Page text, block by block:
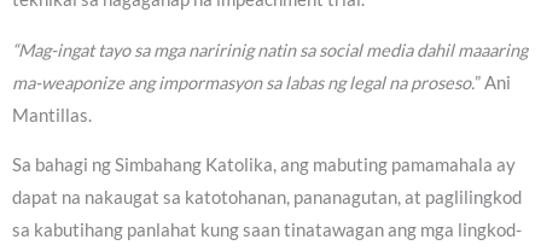
“Mag-ingat tayo sa mga naririnig natin sa social media dahil maaaring
ma-weaponize ang impormasyon sa labas ng legal na proseso.” Ani
Mantillas.
Sa bahagi ng Simbahang Katolika, ang mabuting pamamahala ay
dapat na nakaugat sa katotohanan, pananagutan, at paglilingkod
sa kabutihang panlahat kung saan tinatawagan ang mga lingkod-